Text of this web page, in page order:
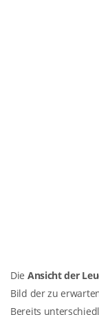
Die Ansicht der
Bild der zu
Bereits